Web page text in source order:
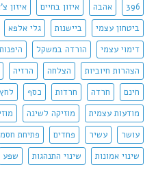
396 אהבה איזון בחיים איזון
ביטחון עצמי
ביישנות גלי אלפא
דימוי עצמי
הורדה במשקל
הצהרות חיוביות
הצלחה הרזיה
חינם
חרדה חרדות כסף לחץ
מודעות עצמית
מוזיקה לשינה
עושר
עשיר פחדים פתיחת
שינוי אמונות
שינוי התנהגות שפע